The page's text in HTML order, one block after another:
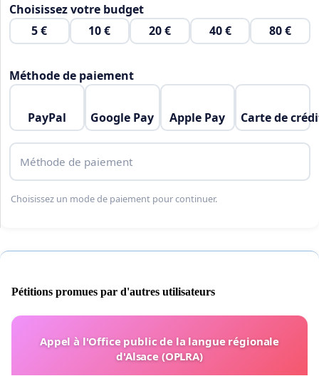
Choisissez votre budget
5 €
10 € 20 € 40 € 80 €
Méthode de paiement
PayPal Google Pay Apple Pay Carte de
Méthode de paiement
Choisissez un mode de paiement pour continuer.
Pétitions promues par d'autres utilisateurs
Appel à l'Office public de la langue régionale
d'Alsace (OPLRA)